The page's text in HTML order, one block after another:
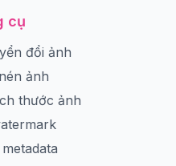
cụ
đổi ảnh
ảnh
thước ảnh